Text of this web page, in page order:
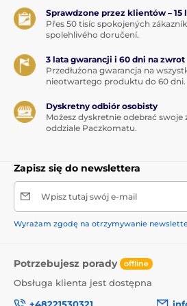
Sprawdzone przez klientów – 15
Přes 50 tisíc spokojených
spolehlivého doručení.
3 lata gwarancji i 60 dni na zwrot
Przedłużona gwarancja na
nieotwartego produktu do 60 dni.
Dyskretny odbiór osobisty
Możesz dyskretnie odebrać
oddziale Paczkomatu.
Zapisz się do newslettera
Wpisz tutaj swój e-mail
Wyrażam zgodę na otrzymywanie
Potrzebujesz porady offline
Obsługa klienta jest dostępna